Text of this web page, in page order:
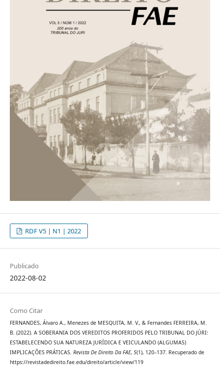
RDF V5 | N1 | 2022
Publicado
2022-08-02
Como Citar
FERNANDES, Álvaro A., Menezes de MESQUITA, M. V., & Fernandes FERREIRA, M.
B. (2022). A SOBERANIA DOS VEREDITOS PROFERIDOS PELO TRIBUNAL DO JÚRI:
ESTABELECENDO SUA NATUREZA JURÍDICA E VEICULANDO (ALGUMAS)
IMPLICAÇÕES PRÁTICAS. Revista De Direito Da FAE, 5(1), 120–137. Recuperado de
https://revistadedireito.fae.edu/direito/article/view/119